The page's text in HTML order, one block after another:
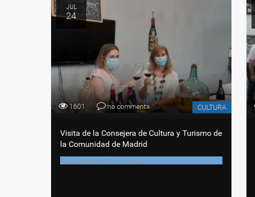
JUL
24
1601 no comments CULTURA
Visita de la Consejera de Cultura y Turismo de
la Comunidad de Madrid
by Ayuntamiento El Molar